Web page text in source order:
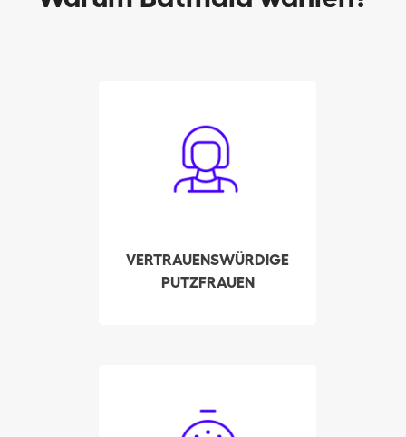
VERTRAUENSWÜRDIGE
PUTZFRAUEN
sorgfältig ausgewählt.
Fachkenntnisse,
Referenzen und
überprüft. All dies, um
höchste
Qualitätsstandarte
Klicks Ihre qualifizierte